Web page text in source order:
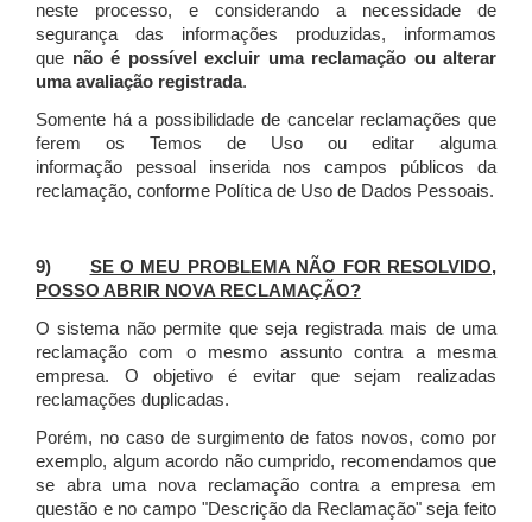
neste processo, e considerando a necessidade de
segurança das informações produzidas, informamos
que não é possível excluir uma reclamação ou alterar
uma avaliação registrada.
Somente há a possibilidade de cancelar reclamações que
ferem os Temos de Uso ou editar alguma
informação pessoal inserida nos campos públicos da
reclamação, conforme Política de Uso de Dados Pessoais.
9) SE O MEU PROBLEMA NÃO FOR RESOLVIDO,
POSSO ABRIR NOVA RECLAMAÇÃO?
O sistema não permite que seja registrada mais de uma
reclamação com o mesmo assunto contra a mesma
empresa. O objetivo é evitar que sejam realizadas
reclamações duplicadas.
Porém, no caso de surgimento de fatos novos, como por
exemplo, algum acordo não cumprido, recomendamos que
se abra uma nova reclamação contra a empresa em
questão e no campo "Descrição da Reclamação" seja feito